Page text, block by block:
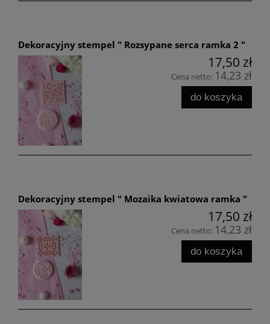
Dekoracyjny stempel " Rozsypane serca ramka 2 "
17,50 zł
Cena netto: 14,23 zł
do koszyka
Dekoracyjny stempel " Mozaika kwiatowa ramka "
17,50 zł
Cena netto: 14,23 zł
do koszyka